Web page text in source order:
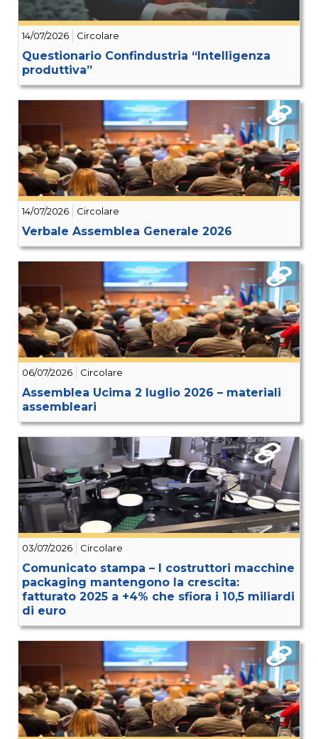
14/07/2026 Circolare
Questionario Confindustria “Intelligenza
produttiva”
14/07/2026 Circolare
Verbale Assemblea Generale 2026
06/07/2026 Circolare
Assemblea Ucima 2 luglio 2026 – materiali
assembleari
03/07/2026 Circolare
Comunicato stampa – I costruttori macchine
packaging mantengono la crescita:
fatturato 2025 a +4% che sfiora i 10,5 miliardi
di euro